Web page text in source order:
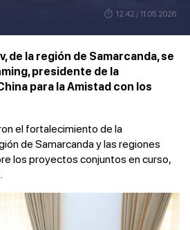
12:42 / 11.05.2026
de la región de Samarcanda, se
presidente de la
para la Amistad con los
el fortalecimiento de la
de Samarcanda y las regiones
los proyectos conjuntos en curso,